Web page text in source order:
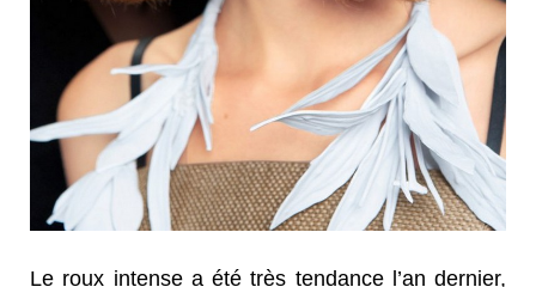
Le roux intense a été très tendance l’an dernier,